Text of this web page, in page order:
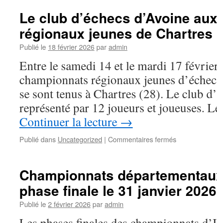
du
18
au
Le club d’échecs d’Avoine
régionaux jeunes de Chartres
Publié le 18 février 2026paradmin
Entre le samedi 14 et le mardi 17
championnats régionaux jeunes
se sont tenus à Chartres (28). Le club
représenté par 12 joueurs et joueuses.
Continuer la lecture →
Publié dans Uncategorized | Commentaires ferméssur
d’Avoine
aux
Championnats
phase finale le 31 janvier 2026
Publié le2 février 2026paradmin